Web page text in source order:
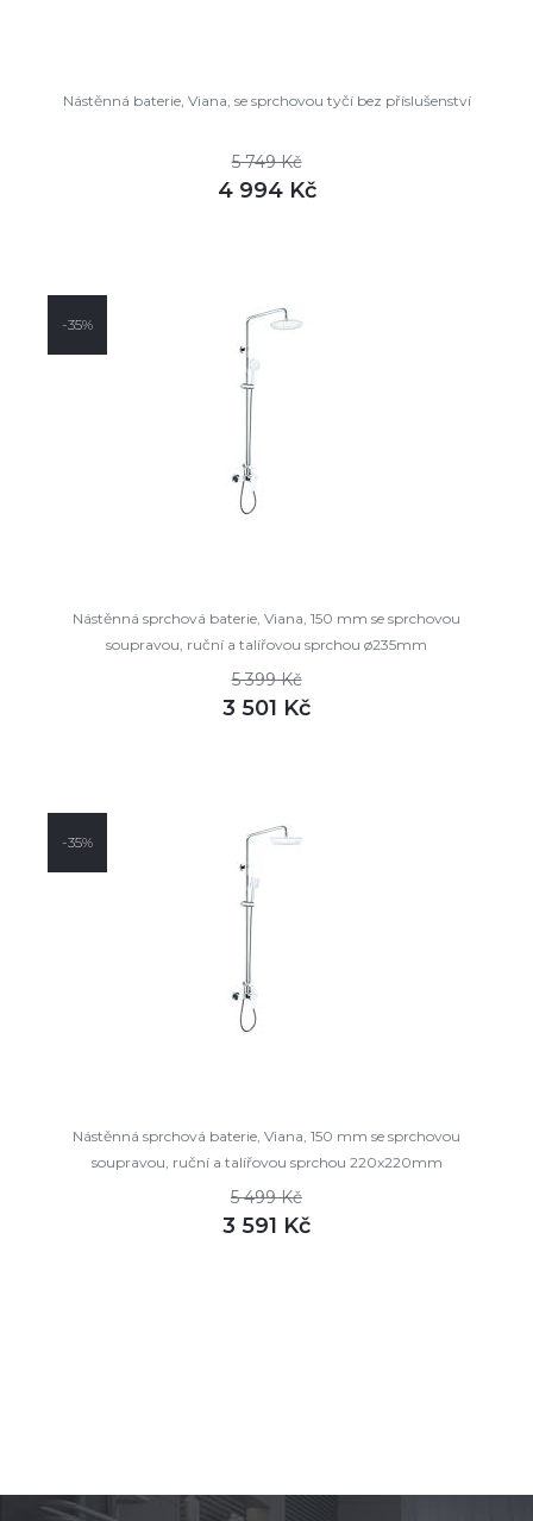
Nástěnná baterie, Viana, se sprchovou tyčí bez příslušenství
5 749 Kč
4 994 Kč
-35%
Nástěnná sprchová baterie, Viana, 150 mm se sprchovou
soupravou, ruční a talířovou sprchou ø235mm
5 399 Kč
3 501 Kč
-35%
Nástěnná sprchová baterie, Viana, 150 mm se sprchovou
soupravou, ruční a talířovou sprchou 220x220mm
5 499 Kč
3 591 Kč